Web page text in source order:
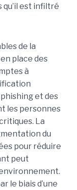
qu’il est infiltré
de la
place des
à
et des
les personnes
La
du
pour réduire
peut
le biais d’une